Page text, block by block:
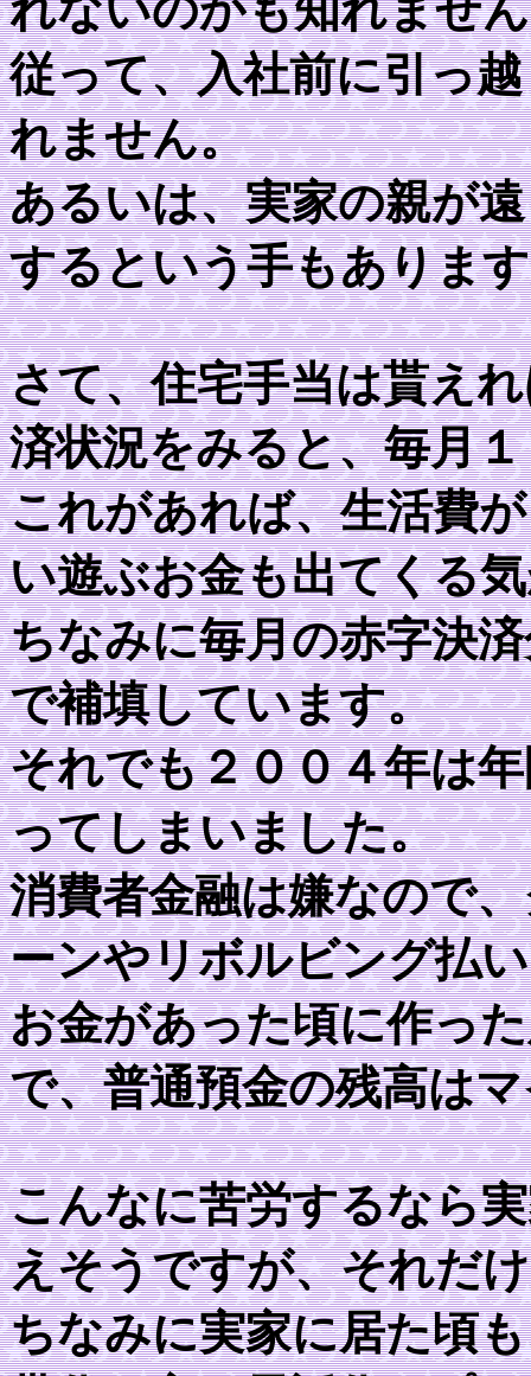
れないのかも知れませ
従って、入社前に引っ
れません。
あるいは、実家の親が
するという手もありま
さて、住宅手当は貰え
済状況をみると、毎月
これがあれば、生活費
い遊ぶお金も出てくる
ちなみに毎月の赤字決
で補填しています。
それでも２００４年は
ってしまいました。
消費者金融は嫌なので
ーンやリボルビング払
お金があった頃に作っ
で、普通預金の残高は
こんなに苦労するなら
えそうですが、それだ
ちなみに実家に居た頃